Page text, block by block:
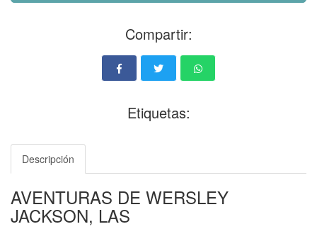
Compartir:
Etiquetas:
Descripción
AVENTURAS DE WERSLEY
JACKSON, LAS